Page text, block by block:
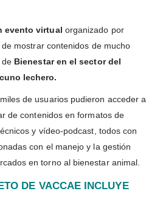
evento virtual organizado por
mostrar contenidos de mucho
de Bienestar en el sector del
lechero.
de usuarios pudieron acceder a
de contenidos en formatos de
y vídeo-podcast, todos con
con el manejo y la gestión
en torno al bienestar animal.
DE VACCAE INCLUYE